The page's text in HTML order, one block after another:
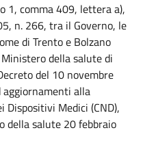
1, comma 409, lettera a),
n. 266, tra il Governo, le
di Trento e Bolzano
della salute di
del 10 novembre
aggiornamenti alla
Dispositivi Medici (CND),
della salute 20 febbraio